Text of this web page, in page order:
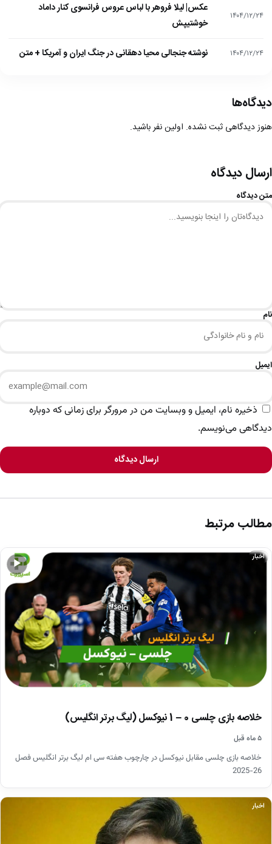
۱۴۰۴/۱۲/۲۴
عکس| لیلا فروهر با لباس عروس فرانسوی کنار داماد
خوشتیپش
۱۴۰۴/۱۲/۲۴ نوشته جنجالی محیا دهقانی در جنگ ایران و آمریکا + متن
دیدگاه‌ها
هنوز دیدگاهی ثبت نشده. اولین نفر باشید.
ارسال دیدگاه
متن دیدگاه
نام
ایمیل
ذخیره نام، ایمیل و وبسایت من در مرورگر برای زمانی که دوباره
دیدگاهی می‌نویسم.
ارسال دیدگاه
مطالب مرتبط
▶
اخبار
خلاصه بازی چلسی 0 – 1 نیوکسل (لیگ برتر انگلیس)
۵ ماه قبل
خلاصه بازی چلسی مقابل نیوکسل در چارچوب هفته سی ام لیگ برتر انگلیس فصل
26-2025
اخبار